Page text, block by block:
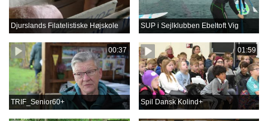
Djurslands Filatelistiske Højskole SUP i Sejlklubben Ebeltoft Vig
00:37
TRIF_Senior60+
01:59
Spil Dansk Kolind+